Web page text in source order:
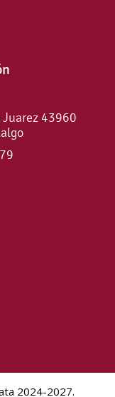
Juarez 43960
2024-2027.